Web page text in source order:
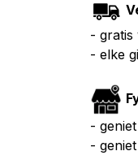
- gratis
- elke
-
-